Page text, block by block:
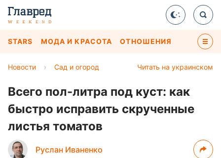
STARS МОДА И КРАСОТА ОТНОШЕНИЯ
Читать на украинском
Новости › Сад и огород
Всего пол-литра под куст: как
быстро исправить скрученные
листья томатов
Руслан Иваненко